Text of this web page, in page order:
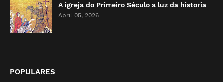
A igreja do Primeiro Século a luz da historia
April 05, 2026
POPULARES